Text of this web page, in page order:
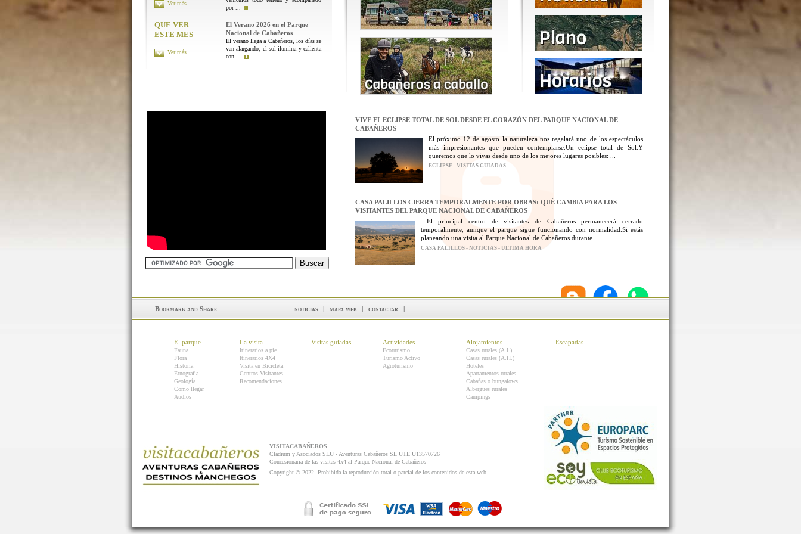
por ...
Ver más ...
QUE VER
ESTE MES
El Verano 2026 en el Parque
Nacional de Cabañeros
El verano llega a Cabañeros, los días se
van alargando, el sol ilumina y calienta
con ...
Ver más ...
VIVE EL ECLIPSE TOTAL DE SOL DESDE EL CORAZÓN DEL PARQUE NACIONAL DE
CABAÑEROS
El próximo 12 de agosto la naturaleza nos regalará uno de los espectáculos
más impresionantes que pueden contemplarse.Un eclipse total de Sol.Y
queremos que lo vivas desde uno de los mejores lugares posibles: ...
ECLIPSE - VISITAS GUIADAS
CASA PALILLOS CIERRA TEMPORALMENTE POR OBRAS: QUÉ CAMBIA PARA LOS
VISITANTES DEL PARQUE NACIONAL DE CABAÑEROS
El principal centro de visitantes de Cabañeros permanecerá cerrado
temporalmente, aunque el parque sigue funcionando con normalidad.Si estás
planeando una visita al Parque Nacional de Cabañeros durante ...
CASA PALILLOS - NOTICIAS - ULTIMA HORA
noticias | mapa web | contactar |
El parque
Fauna
Flora
Historia
Etnografía
Geología
Como llegar
Audios
La visita
Itinerarios a pie
Itinerarios 4X4
Visita en Bicicleta
Centros Visitantes
Recomendaciones
Visitas guiadas Actividades
Ecoturismo
Turismo Activo
Agroturismo
Alojamientos
Casas rurales (A.I.)
Casas rurales (A.H.)
Hoteles
Apartamentos rurales
Cabañas o bungalows
Albergues rurales
Campings
Escapadas
VISITACABAÑEROS
Cladium y Asociados SLU - Aventuras Cabañeros SL UTE U13570726
Concesionaria de las visitas 4x4 al Parque Nacional de Cabañeros
Copyright © 2022. Prohibida la reproducción total o parcial de los contenidos de esta web.